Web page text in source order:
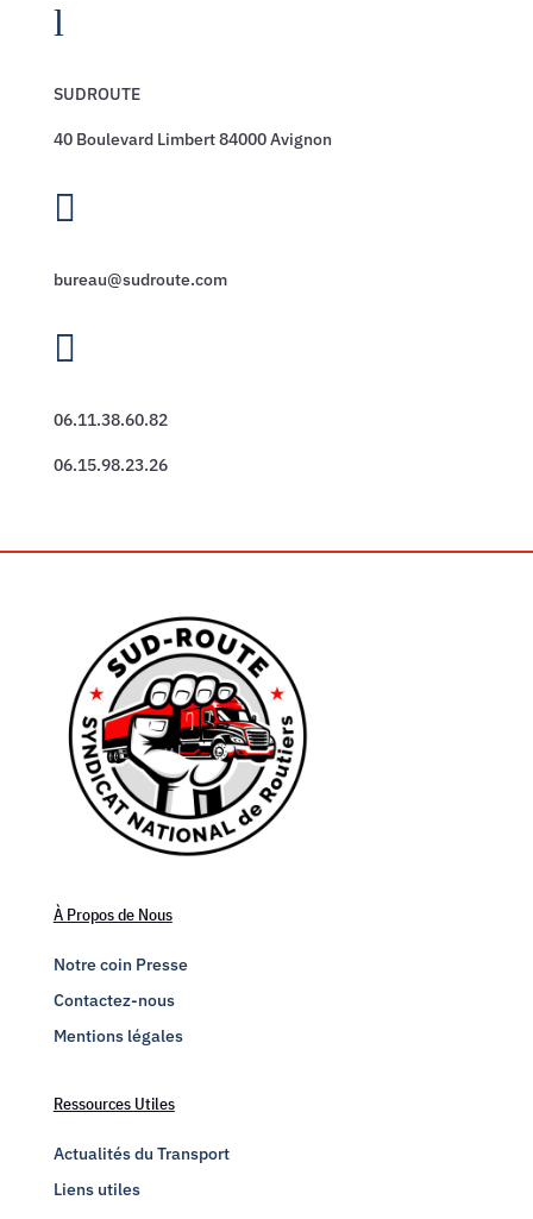
l
SUDROUTE
40 Boulevard Limbert 84000 Avignon

bureau@sudroute.com

06.11.38.60.82
06.15.98.23.26
À Propos de Nous
Notre coin Presse
Contactez-nous
Mentions légales
Ressources Utiles
Actualités du Transport
Liens utiles